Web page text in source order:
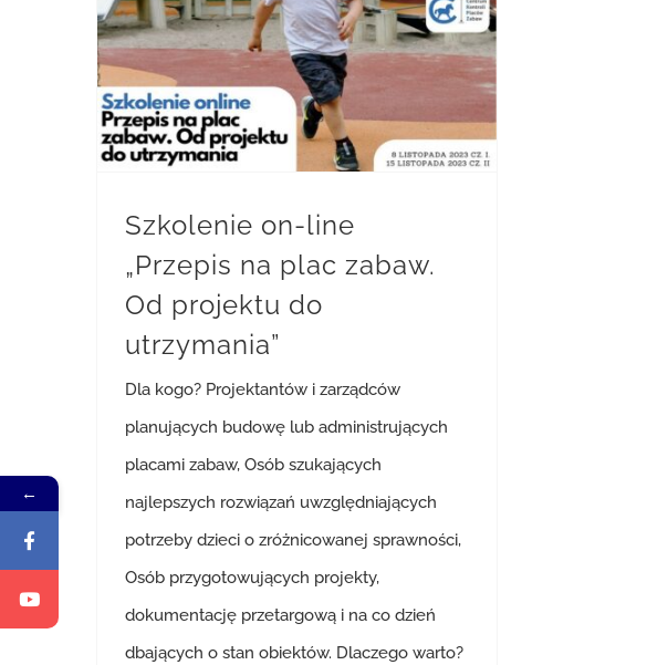
Szkolenie on-line
„Przepis na plac zabaw.
Od projektu do
utrzymania”
Dla kogo? Projektantów i zarządców
planujących budowę lub administrujących
placami zabaw, Osób szukających
najlepszych rozwiązań uwzględniających
potrzeby dzieci o zróżnicowanej sprawności,
Osób przygotowujących projekty,
dokumentację przetargową i na co dzień
dbających o stan obiektów. Dlaczego warto?
←